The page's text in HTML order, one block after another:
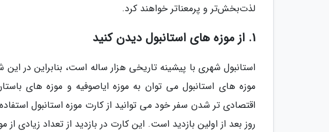
لذت‌بخش‌تر و پرمعناتر خواهند کرد.
1. از موزه های استانبول دیدن کنید
استانبول شهری با پیشینه تاریخی هزار ساله است، بنابراین در
موزه های استانبول می توان به موزه ایاصوفیه و موزه های
روز بعد از اولین بازدید است. این کارت در بازدید از تعداد